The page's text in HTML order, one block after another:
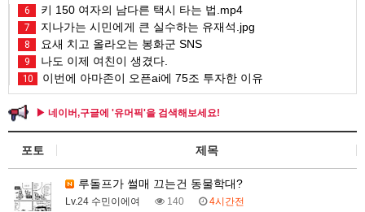
6 키 150 여자의 남다른 택시 타는 법.mp4
7 지나가는 시민에게 큰 실수하는 유재석.jpg
8 요새 치고 올라오는 봉화군 SNS
9 나도 이제 여친이 생겼다.
10 이번에 아마존이 오픈ai에 75조 투자한 이유
▶ 네이버,구글에 '유머픽'을 검색해보세요!
포토 제목
루돌프가 썰매 끄는건 동물학대?
Lv.24 수민이에여 140 4시간전